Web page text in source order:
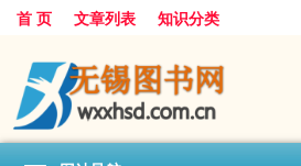
首 页 文章列表 知识分类